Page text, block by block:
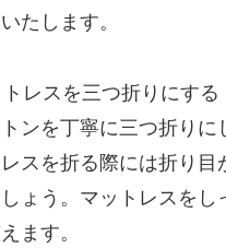
たします。
レスを三つ折りにする
ンを丁寧に三つ折りに
スを折る際には折り目
ょう。マットレスをし
ます。